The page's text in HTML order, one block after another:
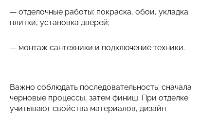
— отделочные работы: покраска, обои, укладка
плитки, установка дверей;
— монтаж сантехники и подключение техники.
Важно соблюдать последовательность: сначала
черновые процессы, затем финиш. При отделке
учитывают свойства материалов, дизайн